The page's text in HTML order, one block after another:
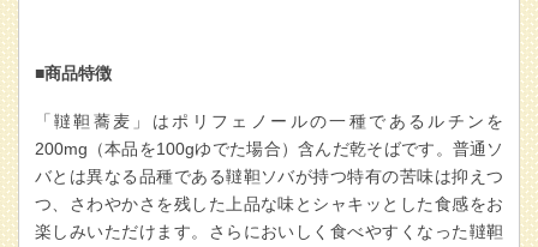
■商品特徴
「韃靼蕎麦」はポリフェノールの一種であるルチンを
200mg（本品を100gゆでた場合）含んだ乾そばです。普通ソ
バとは異なる品種である韃靼ソバが持つ特有の苦味は抑えつ
つ、さわやかさを残した上品な味とシャキッとした食感をお
楽しみいただけます。さらにおいしく食べやすくなった韃靼